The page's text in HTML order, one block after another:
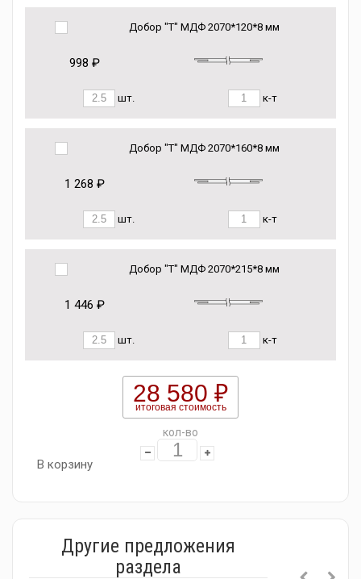
Добор "Т" МДФ 2070*120*8 мм
998 ₽
шт. к-т
Добор "Т" МДФ 2070*160*8 мм
1 268 ₽
шт. к-т
Добор "Т" МДФ 2070*215*8 мм
1 446 ₽
шт. к-т
28 580 ₽
итоговая стоимость
кол-во
В корзину
Другие предложения
раздела